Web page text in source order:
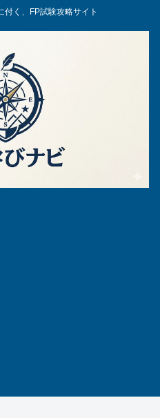
付く、FP試験攻略サイト